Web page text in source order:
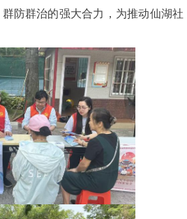
防群治的强大合力，为推动仙湖社